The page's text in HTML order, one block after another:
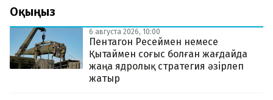
Оқыңыз
6 августа 2026, 10:00
Пентагон Ресеймен немесе
Қытаймен соғыс болған жағдайда
жаңа ядролық стратегия әзірлеп
жатыр